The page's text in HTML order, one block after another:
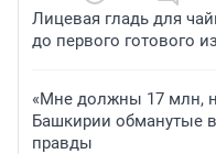
Лицевая гладь для
до первого готового
«Мне должны 17 млн,
Башкирии обманутые
правды